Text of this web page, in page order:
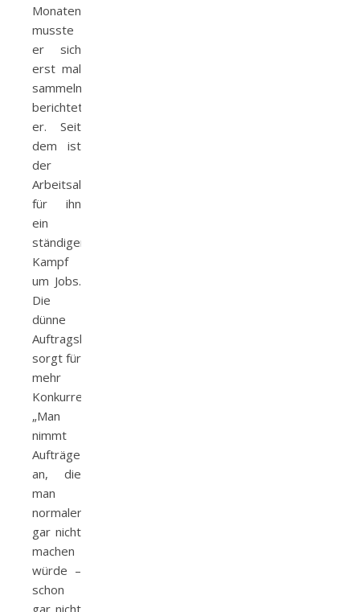
Monaten
musste
er sich
erst mal
sammeln,
berichtet
er. Seit
dem ist
der
Arbeitsalltag
für ihn
ein
ständiger
Kampf
um Jobs.
Die
dünne
Auftragslage
sorgt für
mehr
Konkurrenz.
„Man
nimmt
Aufträge
an, die
man
normalerweise
gar nicht
machen
würde –
schon
gar nicht